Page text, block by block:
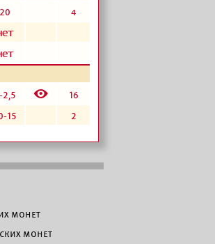
20 4
2,5 E 16
15 2
монет
монет